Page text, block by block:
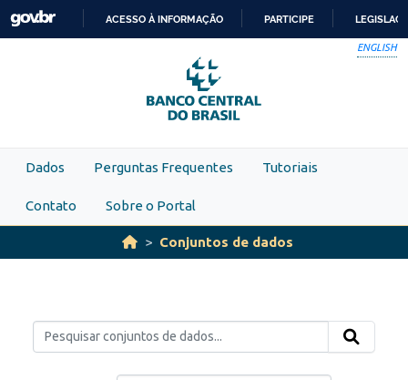
Skip to main content
PARA
O
CONTEÚDO
ACESSO À INFORMAÇÃO PARTICIPE
ENGLISH
Dados Perguntas Frequentes Tutoriais
Contato Sobre o Portal
Conjuntos de dados